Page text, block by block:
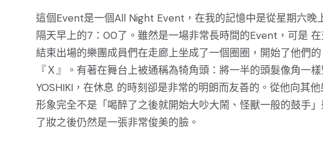
這個Event是一個All Night Event，在我的記憶中是從星期六
隔天早上的7：00了。雖然是一場非常長時間的Event，可是
結束出場的樂團成員們在走廊上坐成了一個圈圈，開始了他們
『Ｘ』。有著在舞台上被通稱為犄角頭：將一半的頭髮像角一
YOSHIKI，在休息 的時刻卻是非常的明朗而友善的。從他向其
形象完全不是「喝醉了之後就開始大吵大鬧、怪獸一般的鼓手
了妝之後仍然是一張非常俊美的臉。